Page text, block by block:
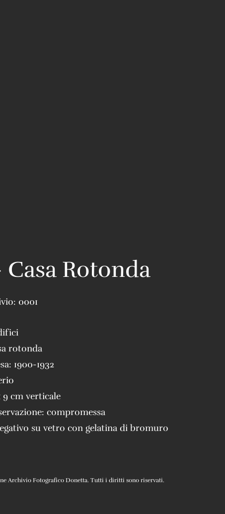
Casa Rotonda
0001
rotonda
1900-1932
9 cm verticale
compromessa
su vetro con gelatina di bromuro
Archivio Fotografico Donetta. Tutti i diritti sono riservati.